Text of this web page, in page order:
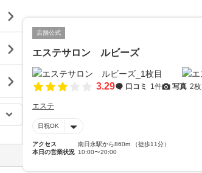
店舗公式
エステサロン ルビーズ
3.29 口コミ 1件 写真 2枚
エステ
日祝OK
アクセス
南日永駅から860m （徒歩11分）
本日の営業状況 10:00〜20:00